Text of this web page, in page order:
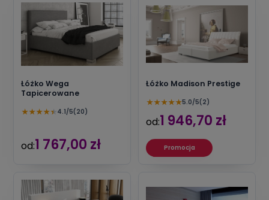
Łóżko Wega
Tapicerowane
★★★★★ 4.1/5(20)
od:1 767,00 zł
Łóżko Madison Prestige
★★★★★5.0/5(2)
od:1 946,70 zł
Promocja